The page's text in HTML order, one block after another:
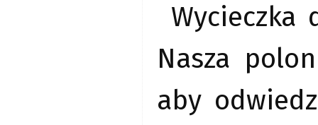
Wycieczka
Nasza
aby